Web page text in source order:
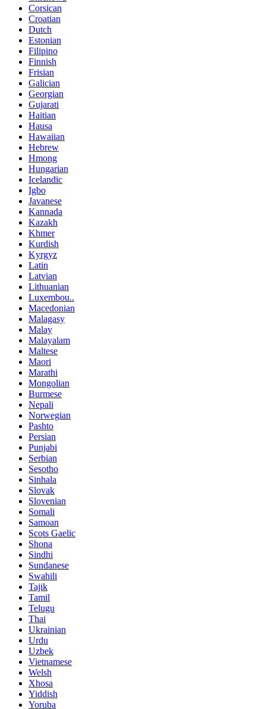
Corsican
Croatian
Dutch
Estonian
Filipino
Finnish
Frisian
Galician
Georgian
Gujarati
Haitian
Hausa
Hawaiian
Hebrew
Hmong
Hungarian
Icelandic
Igbo
Javanese
Kannada
Kazakh
Khmer
Kurdish
Kyrgyz
Latin
Latvian
Lithuanian
Luxembou..
Macedonian
Malagasy
Malay
Malayalam
Maltese
Maori
Marathi
Mongolian
Burmese
Nepali
Norwegian
Pashto
Persian
Punjabi
Serbian
Sesotho
Sinhala
Slovak
Slovenian
Somali
Samoan
Scots Gaelic
Shona
Sindhi
Sundanese
Swahili
Tajik
Tamil
Telugu
Thai
Ukrainian
Urdu
Uzbek
Vietnamese
Welsh
Xhosa
Yiddish
Yoruba